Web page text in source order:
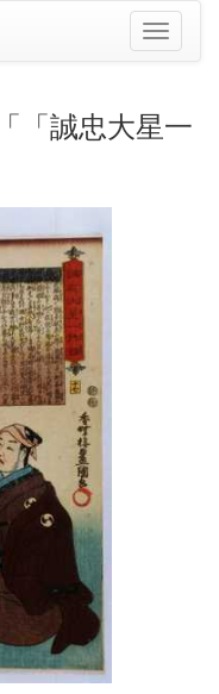
ナ
ビ
シ
「誠忠大星一